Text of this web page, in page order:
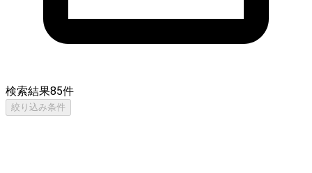
検索結果85件
絞り込み条件